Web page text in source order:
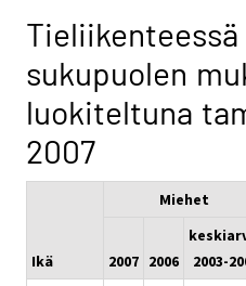
sukupuolen
luokiteltuna
2007
Ikä
Miehet
2007 2006
2003-